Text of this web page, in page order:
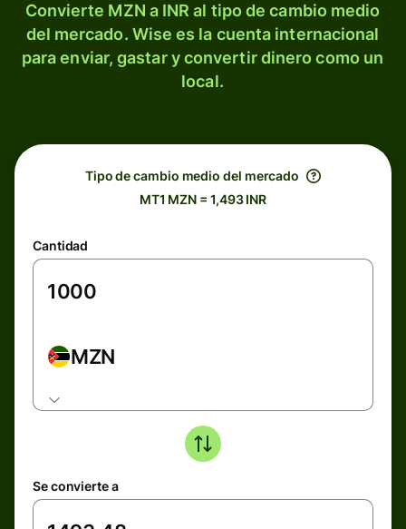
Convierte MZN a INR al tipo de cambio medio
del mercado. Wise es la cuenta internacional
para enviar, gastar y convertir dinero como un
local.
Tipo de cambio medio del mercado
MT1 MZN = 1,493 INR
Cantidad
MZN
Se convierte a